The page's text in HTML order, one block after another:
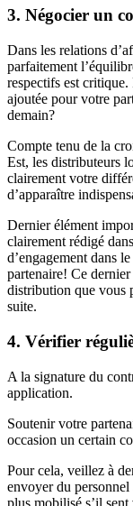
3. Négocier un
Dans les relations
parfaitement
respectifs est
ajoutée pour votre
demain?
Compte tenu de la
Est, les distributeurs
clairement votre
d’apparaître
Dernier élément
clairement rédigé
d’engagement dans
partenaire! Ce
distribution que vous
suite.
4. Vérifier
A la signature du
application.
Soutenir votre
occasion un certain
Pour cela, veillez à
envoyer du personnel
plus mobilisé s’il sent